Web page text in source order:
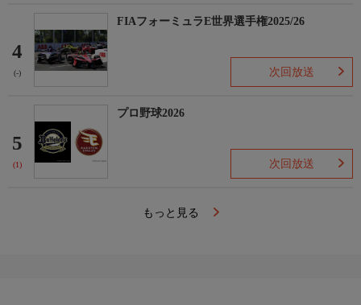
4
(-)
FIAフォーミュラE世界選手権2025/26
次回放送
5
(1)
プロ野球2026
次回放送
もっと見る